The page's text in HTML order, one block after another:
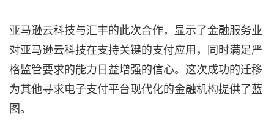
亚马逊云科技与汇丰的此次合作，显示了金融服务业
对亚马逊云科技在支持关键的支付应用，同时满足严
格监管要求的能力日益增强的信心。这次成功的迁移
为其他寻求电子支付平台现代化的金融机构提供了蓝
图。